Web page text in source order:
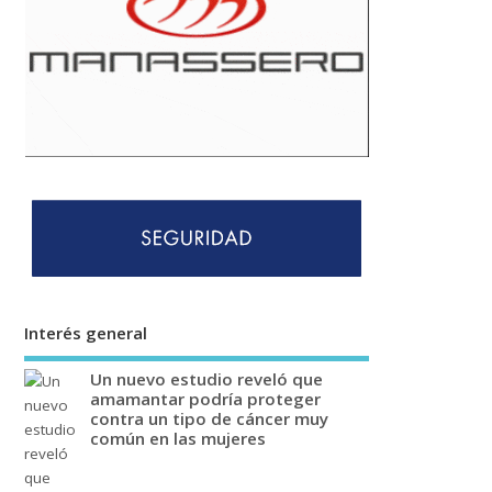
Interés general
Un nuevo estudio reveló que
amamantar podría proteger
contra un tipo de cáncer muy
común en las mujeres